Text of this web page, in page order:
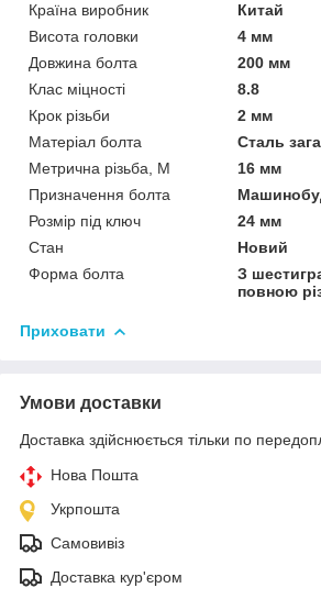
Країна виробник
Китай
Висота головки
4 мм
Довжина болта
200 мм
Клас міцності
8.8
Крок різьби
2 мм
Матеріал болта
Сталь
Метрична різьба, М
16 мм
Призначення болта
Розмір під ключ
24 мм
Стан
Новий
Форма болта
З
повною
Приховати
Умови доставки
Доставка здійснюється тільки по
Нова Пошта
Укрпошта
Самовивіз
Доставка кур'єром